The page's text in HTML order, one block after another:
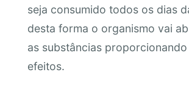
seja consumido todos os dias
desta forma o organismo vai
as substâncias
efeitos.